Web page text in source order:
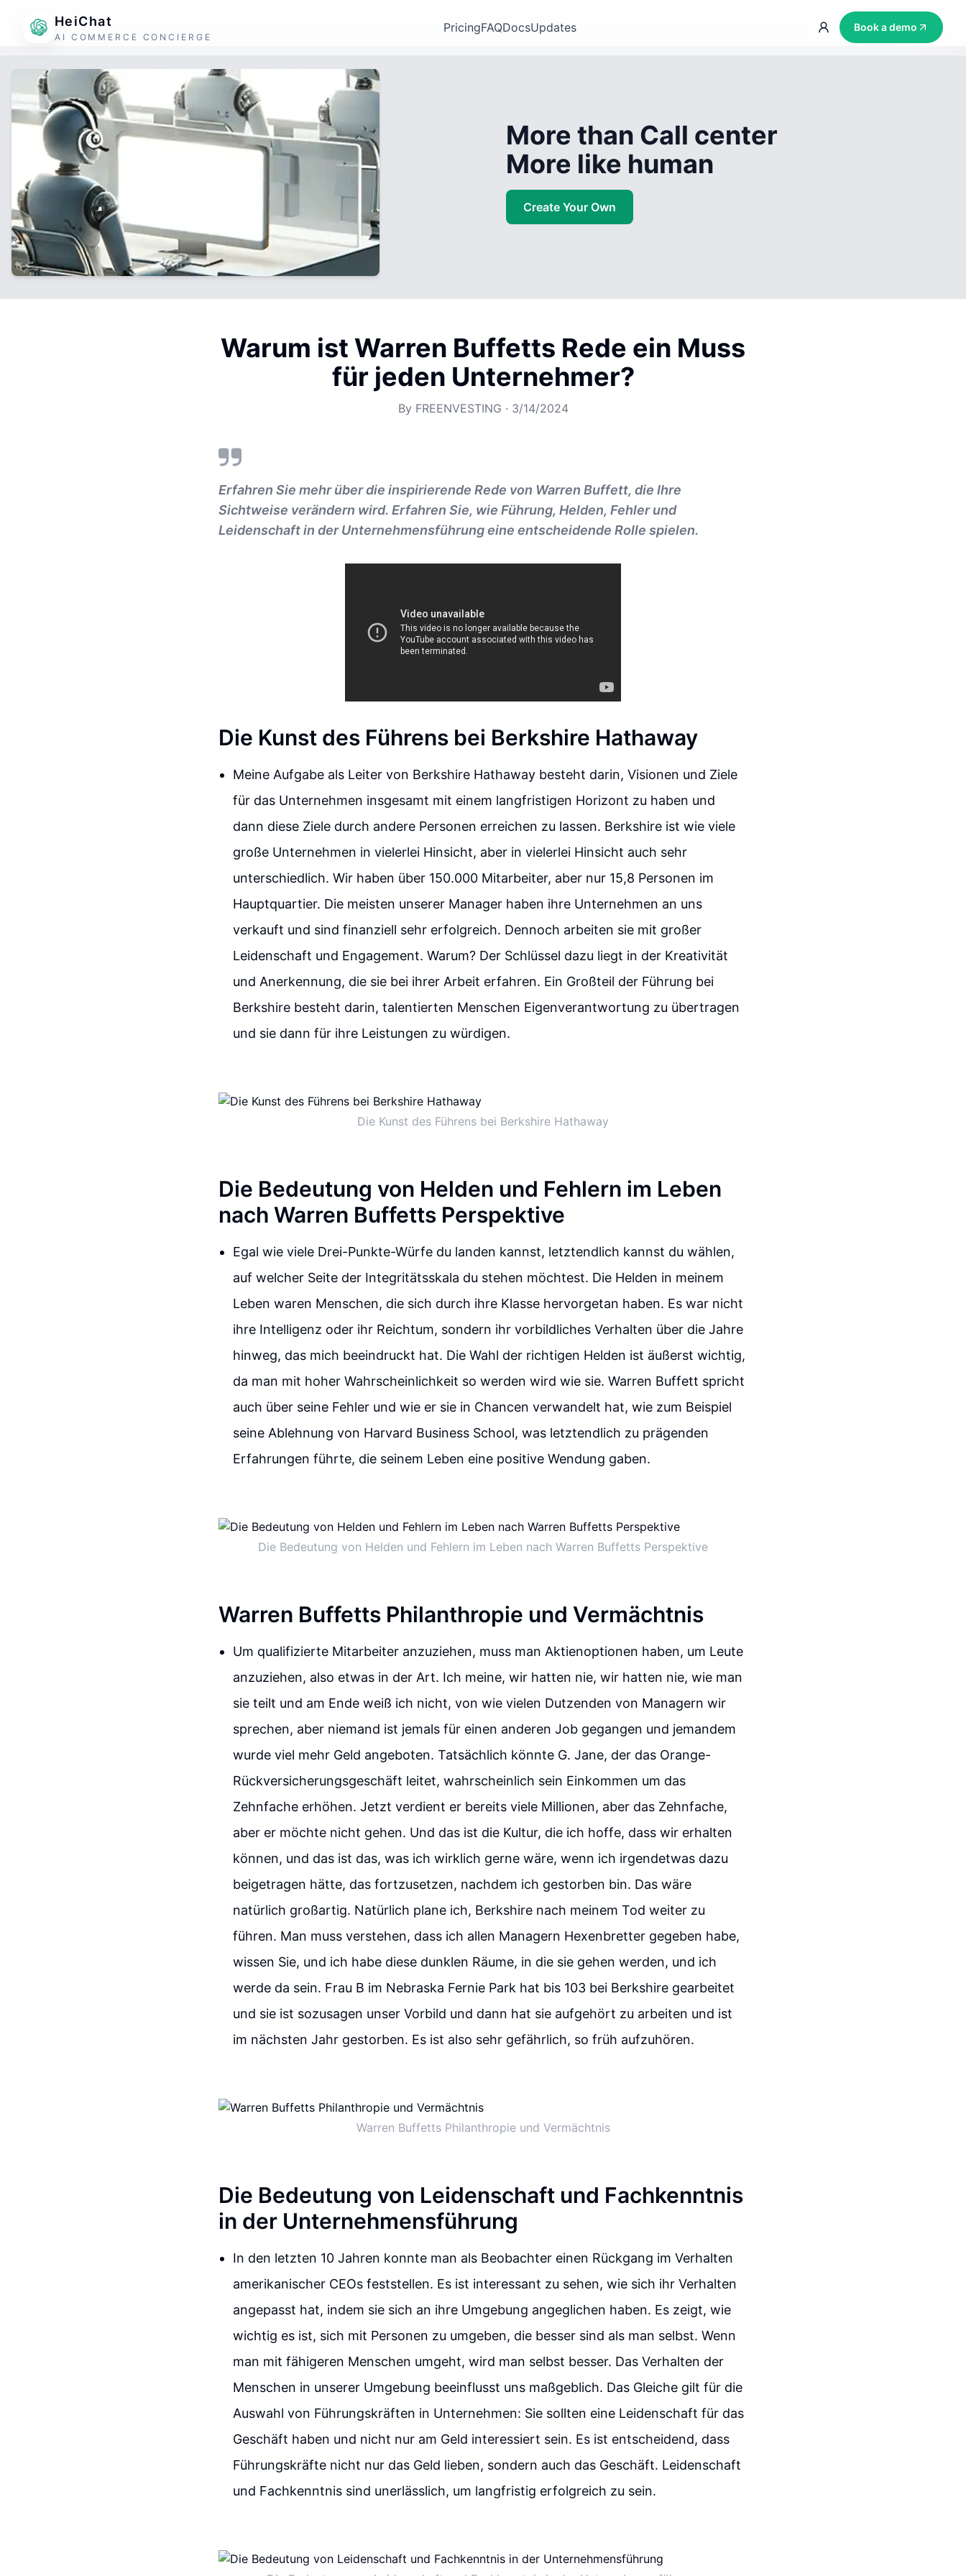
HeiChat
AI COMMERCE CONCIERGE
PricingFAQDocsUpdates Book a demo
More than Call center
More like human
Create Your Own
Warum ist Warren Buffetts Rede ein Muss
für jeden Unternehmer?
By FREENVESTING · 3/14/2024
Erfahren Sie mehr über die inspirierende Rede von Warren Buffett, die Ihre
Sichtweise verändern wird. Erfahren Sie, wie Führung, Helden, Fehler und
Leidenschaft in der Unternehmensführung eine entscheidende Rolle spielen.
Die Kunst des Führens bei Berkshire Hathaway
Meine Aufgabe als Leiter von Berkshire Hathaway besteht darin, Visionen und Ziele
für das Unternehmen insgesamt mit einem langfristigen Horizont zu haben und
dann diese Ziele durch andere Personen erreichen zu lassen. Berkshire ist wie viele
große Unternehmen in vielerlei Hinsicht, aber in vielerlei Hinsicht auch sehr
unterschiedlich. Wir haben über 150.000 Mitarbeiter, aber nur 15,8 Personen im
Hauptquartier. Die meisten unserer Manager haben ihre Unternehmen an uns
verkauft und sind finanziell sehr erfolgreich. Dennoch arbeiten sie mit großer
Leidenschaft und Engagement. Warum? Der Schlüssel dazu liegt in der Kreativität
und Anerkennung, die sie bei ihrer Arbeit erfahren. Ein Großteil der Führung bei
Berkshire besteht darin, talentierten Menschen Eigenverantwortung zu übertragen
und sie dann für ihre Leistungen zu würdigen.
Die Kunst des Führens bei Berkshire Hathaway
Die Bedeutung von Helden und Fehlern im Leben
nach Warren Buffetts Perspektive
Egal wie viele Drei-Punkte-Würfe du landen kannst, letztendlich kannst du wählen,
auf welcher Seite der Integritätsskala du stehen möchtest. Die Helden in meinem
Leben waren Menschen, die sich durch ihre Klasse hervorgetan haben. Es war nicht
ihre Intelligenz oder ihr Reichtum, sondern ihr vorbildliches Verhalten über die Jahre
hinweg, das mich beeindruckt hat. Die Wahl der richtigen Helden ist äußerst wichtig,
da man mit hoher Wahrscheinlichkeit so werden wird wie sie. Warren Buffett spricht
auch über seine Fehler und wie er sie in Chancen verwandelt hat, wie zum Beispiel
seine Ablehnung von Harvard Business School, was letztendlich zu prägenden
Erfahrungen führte, die seinem Leben eine positive Wendung gaben.
Die Bedeutung von Helden und Fehlern im Leben nach Warren Buffetts Perspektive
Warren Buffetts Philanthropie und Vermächtnis
Um qualifizierte Mitarbeiter anzuziehen, muss man Aktienoptionen haben, um Leute
anzuziehen, also etwas in der Art. Ich meine, wir hatten nie, wir hatten nie, wie man
sie teilt und am Ende weiß ich nicht, von wie vielen Dutzenden von Managern wir
sprechen, aber niemand ist jemals für einen anderen Job gegangen und jemandem
wurde viel mehr Geld angeboten. Tatsächlich könnte G. Jane, der das Orange-
Rückversicherungsgeschäft leitet, wahrscheinlich sein Einkommen um das
Zehnfache erhöhen. Jetzt verdient er bereits viele Millionen, aber das Zehnfache,
aber er möchte nicht gehen. Und das ist die Kultur, die ich hoffe, dass wir erhalten
können, und das ist das, was ich wirklich gerne wäre, wenn ich irgendetwas dazu
beigetragen hätte, das fortzusetzen, nachdem ich gestorben bin. Das wäre
natürlich großartig. Natürlich plane ich, Berkshire nach meinem Tod weiter zu
führen. Man muss verstehen, dass ich allen Managern Hexenbretter gegeben habe,
wissen Sie, und ich habe diese dunklen Räume, in die sie gehen werden, und ich
werde da sein. Frau B im Nebraska Fernie Park hat bis 103 bei Berkshire gearbeitet
und sie ist sozusagen unser Vorbild und dann hat sie aufgehört zu arbeiten und ist
im nächsten Jahr gestorben. Es ist also sehr gefährlich, so früh aufzuhören.
Warren Buffetts Philanthropie und Vermächtnis
Die Bedeutung von Leidenschaft und Fachkenntnis
in der Unternehmensführung
In den letzten 10 Jahren konnte man als Beobachter einen Rückgang im Verhalten
amerikanischer CEOs feststellen. Es ist interessant zu sehen, wie sich ihr Verhalten
angepasst hat, indem sie sich an ihre Umgebung angeglichen haben. Es zeigt, wie
wichtig es ist, sich mit Personen zu umgeben, die besser sind als man selbst. Wenn
man mit fähigeren Menschen umgeht, wird man selbst besser. Das Verhalten der
Menschen in unserer Umgebung beeinflusst uns maßgeblich. Das Gleiche gilt für die
Auswahl von Führungskräften in Unternehmen: Sie sollten eine Leidenschaft für das
Geschäft haben und nicht nur am Geld interessiert sein. Es ist entscheidend, dass
Führungskräfte nicht nur das Geld lieben, sondern auch das Geschäft. Leidenschaft
und Fachkenntnis sind unerlässlich, um langfristig erfolgreich zu sein.